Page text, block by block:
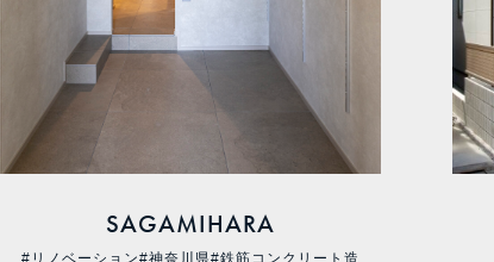
SAGAMIHARA
#リノベーション#神奈川県#鉄筋コンクリート造